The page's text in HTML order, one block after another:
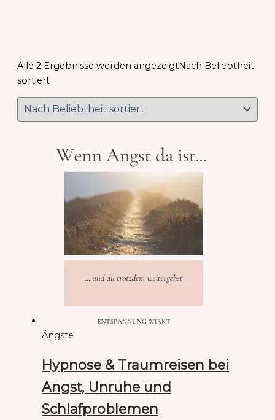
Alle 2 Ergebnisse werden angezeigtNach Beliebtheit
sortiert
Ängste
Hypnose & Traumreisen bei
Angst, Unruhe und
Schlafproblemen